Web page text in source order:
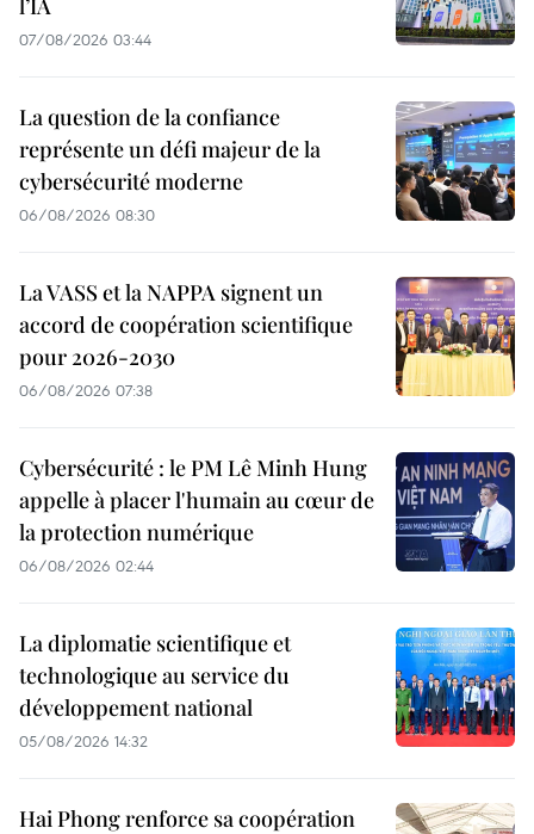
07/08/2026 03:44
La question de la confiance
représente un défi majeur de la
cybersécurité moderne
06/08/2026 08:30
La VASS et la NAPPA signent un
accord de coopération scientifique
pour 2026-2030
06/08/2026 07:38
Cybersécurité : le PM Lê Minh Hung
appelle à placer l'humain au cœur de
la protection numérique
06/08/2026 02:44
La diplomatie scientifique et
technologique au service du
développement national
05/08/2026 14:32
Hai Phong renforce sa coopération